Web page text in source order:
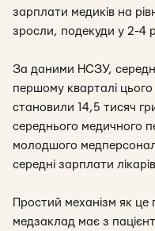
зарплати медиків на
зросли, подекуди у 2-4
За даними НСЗУ,
першому кварталі
становили 14,5 тисяч
середнього медичного
молодшого
середні зарплати
Простий механізм як
медзаклад має з